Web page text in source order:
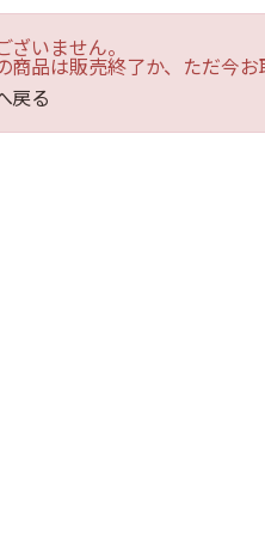
ざいません。
商品は販売終了か、ただ今お
戻る